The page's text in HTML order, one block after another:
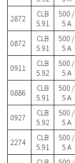
2872
CLB
5.91
500 /
5 A
0872
CLB
5.91
500 /
5 A
0911
CLB
5.92
500 /
5 A
0886
CLB
5.91
500 /
5 A
0927
CLB
5.92
500 /
5 A
2274
CLB
5.91
500 /
5 A